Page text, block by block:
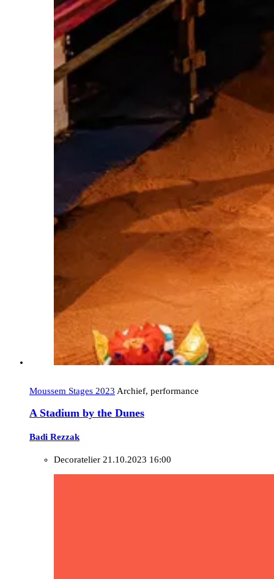
Moussem Stages 2023 Archief, performance
A Stadium by the Dunes
Badi Rezzak
Decoratelier 21.10.2023 16:00